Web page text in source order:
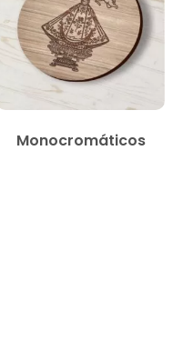
Monocromáticos